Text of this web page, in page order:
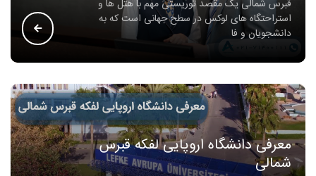
قبرس شمالی یک مقصد توریستی مهم با هتل ها و
استراحتگاه های لوکس در سطح جهانی است که به
دانشجویان و فا
معرفی دانشگاه اروپایی لفکه قبرس
شمالی